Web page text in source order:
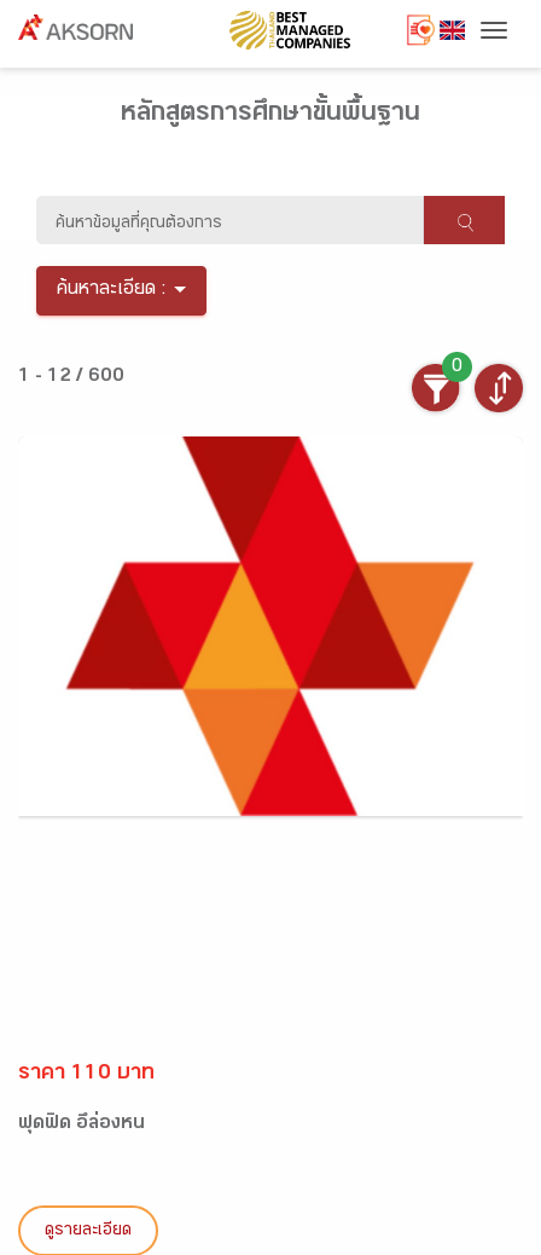
หลักสูตรการศึกษาขั้นพื้นฐาน
ค้นหาละเอียด :
1 - 12 / 600
0
ราคา 110 บาท
ฟุดฟิด อึล่องหน
ดูรายละเอียด